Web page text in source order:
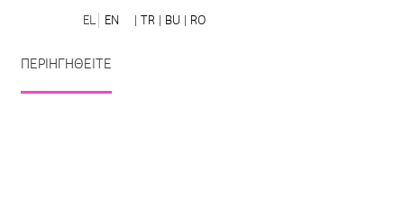
EL EN | TR | BU | RO
ΠΕΡΙΗΓΗΘΕΙΤΕ